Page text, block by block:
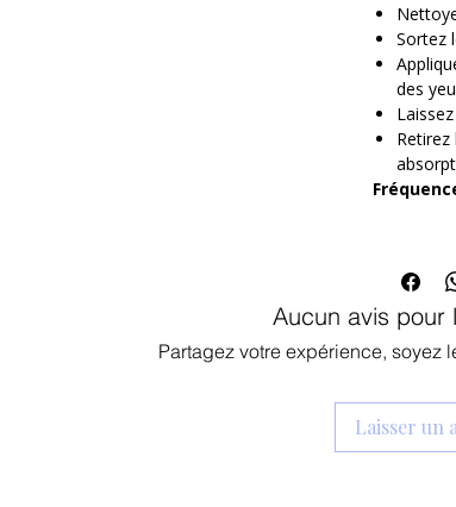
au
sans
une
les
Lisse
Sortez
des
Aucun avis pour
Partagez votre expérience, soyez
Laisser un